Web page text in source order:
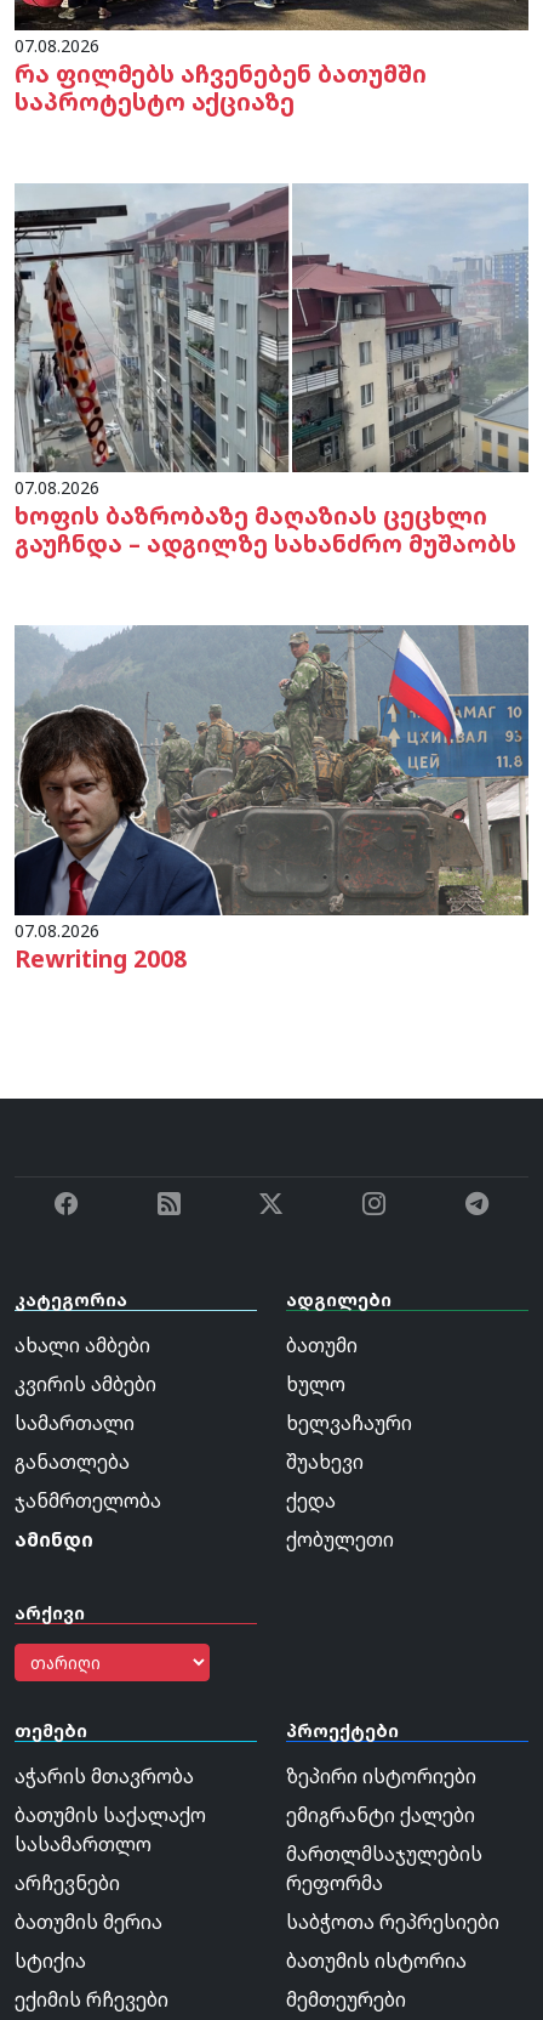
07.08.2026
რა ფილმებს აჩვენებენ ბათუმში
საპროტესტო აქციაზე
07.08.2026
ხოფის ბაზრობაზე მაღაზიას ცეცხლი
გაუჩნდა – ადგილზე სახანძრო მუშაობს
07.08.2026
Rewriting 2008
კატეგორია
ახალი ამბები
კვირის ამბები
სამართალი
განათლება
ჯანმრთელობა
ამინდი
არქივი
ადგილები
ბათუმი
ხულო
ხელვაჩაური
შუახევი
ქედა
ქობულეთი
თემები
აჭარის მთავრობა
ბათუმის საქალაქო
სასამართლო
არჩევნები
ბათუმის მერია
სტიქია
ექიმის რჩევები
პროექტები
ზეპირი ისტორიები
ემიგრანტი ქალები
მართლმსაჯულების
რეფორმა
საბჭოთა რეპრესიები
ბათუმის ისტორია
მემთეურები